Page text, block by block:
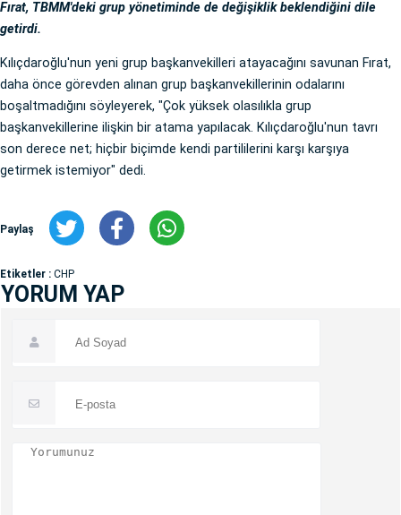
Fırat, TBMM'deki grup yönetiminde de değişiklik beklendiğini dile
getirdi.
Kılıçdaroğlu'nun yeni grup başkanvekilleri atayacağını savunan Fırat,
daha önce görevden alınan grup başkanvekillerinin odalarını
boşaltmadığını söyleyerek, "Çok yüksek olasılıkla grup
başkanvekillerine ilişkin bir atama yapılacak. Kılıçdaroğlu'nun tavrı
son derece net; hiçbir biçimde kendi partililerini karşı karşıya
getirmek istemiyor" dedi.
Paylaş
Etiketler : CHP
YORUM YAP